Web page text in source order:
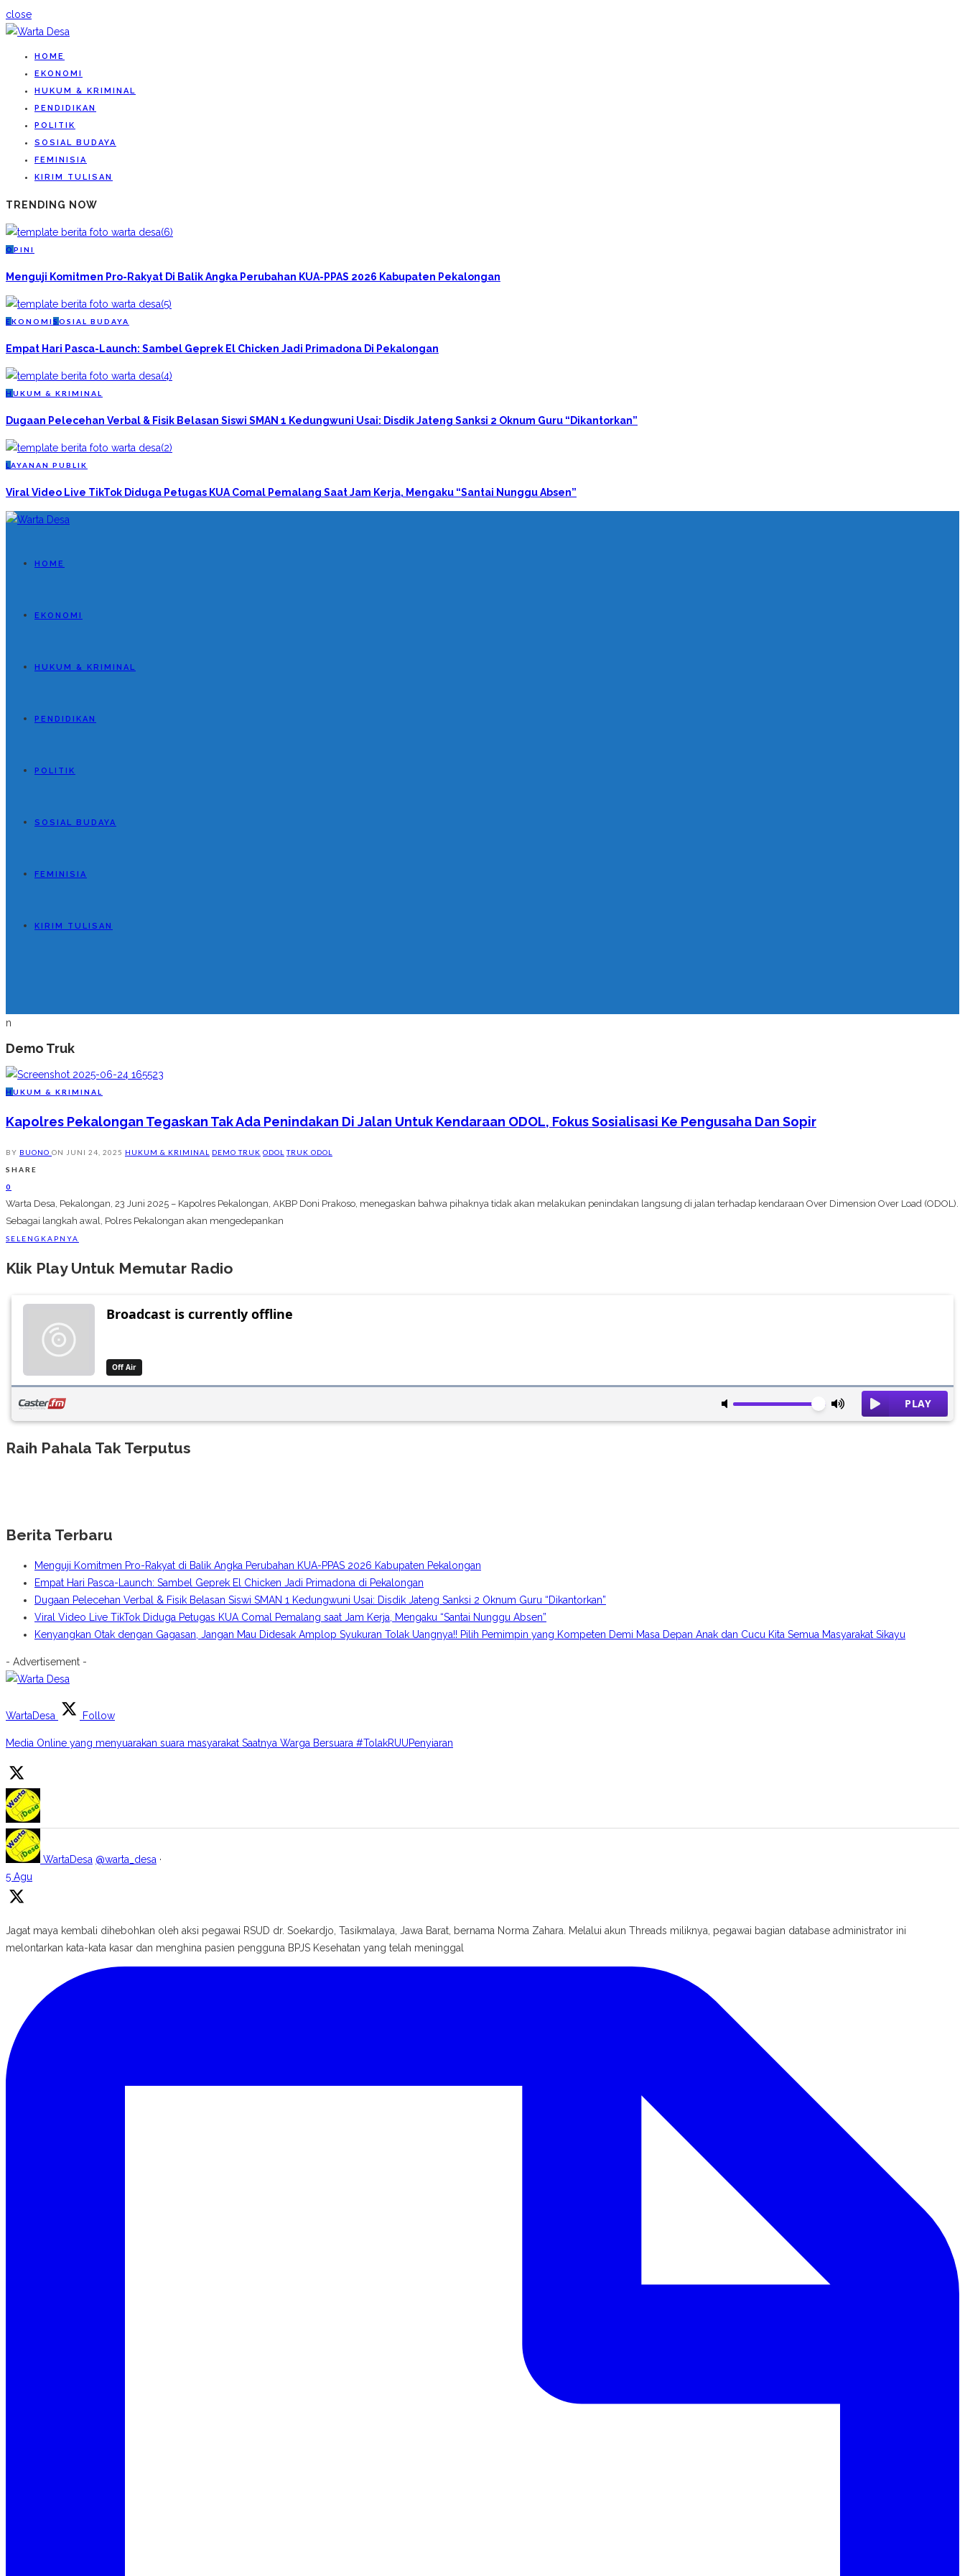
close
HOME
EKONOMI
HUKUM & KRIMINAL
PENDIDIKAN
POLITIK
SOSIAL BUDAYA
FEMINISIA
KIRIM TULISAN
TRENDING NOW
O PINI
Menguji Komitmen Pro-Rakyat Di Balik Angka Perubahan KUA-PPAS 2026 Kabupaten Pekalongan
EKONOMI S OSIAL BUDAYA
Empat Hari Pasca-Launch: Sambel Geprek El Chicken Jadi Primadona Di Pekalongan
H UKUM & KRIMINAL
Dugaan Pelecehan Verbal & Fisik Belasan Siswi SMAN 1 Kedungwuni Usai: Disdik Jateng Sanksi 2 Oknum Guru “Dikantorkan”
L AYANAN PUBLIK
Viral Video Live TikTok Diduga Petugas KUA Comal Pemalang Saat Jam Kerja, Mengaku “Santai Nunggu Absen”
HOME
EKONOMI
HUKUM & KRIMINAL
PENDIDIKAN
POLITIK
SOSIAL BUDAYA
FEMINISIA
KIRIM TULISAN
n
Demo Truk
H UKUM & KRIMINAL
Kapolres Pekalongan Tegaskan Tak Ada Penindakan Di Jalan Untuk Kendaraan ODOL, Fokus Sosialisasi Ke Pengusaha Dan Sopir
BY BUONO ON JUNI 24, 2025 HUKUM & KRIMINAL DEMO TRUK ODOL TRUK ODOL
SHARE
0
Warta Desa, Pekalongan, 23 Juni 2025 – Kapolres Pekalongan, AKBP Doni Prakoso, menegaskan bahwa pihaknya tidak akan melakukan penindakan langsung di jalan terhadap kendaraan Over Dimension Over Load (ODOL).
Sebagai langkah awal, Polres Pekalongan akan mengedepankan
SELENGKAPNYA
Klik Play Untuk Memutar Radio
Raih Pahala Tak Terputus
Berita Terbaru
Menguji Komitmen Pro-Rakyat di Balik Angka Perubahan KUA-PPAS 2026 Kabupaten Pekalongan
Empat Hari Pasca-Launch: Sambel Geprek El Chicken Jadi Primadona di Pekalongan
Dugaan Pelecehan Verbal & Fisik Belasan Siswi SMAN 1 Kedungwuni Usai: Disdik Jateng Sanksi 2 Oknum Guru “Dikantorkan”
Viral Video Live TikTok Diduga Petugas KUA Comal Pemalang saat Jam Kerja, Mengaku “Santai Nunggu Absen”
Kenyangkan Otak dengan Gagasan, Jangan Mau Didesak Amplop Syukuran Tolak Uangnya!! Pilih Pemimpin yang Kompeten Demi Masa Depan Anak dan Cucu Kita Semua Masyarakat Sikayu
- Advertisement -
WartaDesa Follow
Media Online yang menyuarakan suara masyarakat Saatnya Warga Bersuara #TolakRUUPenyiaran
WartaDesa @warta_desa ·
5 Agu
Jagat maya kembali dihebohkan oleh aksi pegawai RSUD dr. Soekardjo, Tasikmalaya, Jawa Barat, bernama Norma Zahara. Melalui akun Threads miliknya, pegawai bagian database administrator ini
melontarkan kata-kata kasar dan menghina pasien pengguna BPJS Kesehatan yang telah meninggal